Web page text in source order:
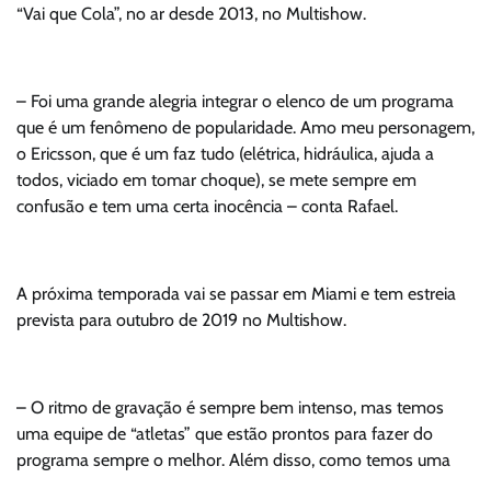
“Vai que Cola”, no ar desde 2013, no Multishow.
– Foi uma grande alegria integrar o elenco de um programa
que é um fenômeno de popularidade. Amo meu personagem,
o Ericsson, que é um faz tudo (elétrica, hidráulica, ajuda a
todos, viciado em tomar choque), se mete sempre em
confusão e tem uma certa inocência – conta Rafael.
A próxima temporada vai se passar em Miami e tem estreia
prevista para outubro de 2019 no Multishow.
– O ritmo de gravação é sempre bem intenso, mas temos
uma equipe de “atletas” que estão prontos para fazer do
programa sempre o melhor. Além disso, como temos uma